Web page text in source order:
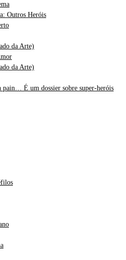
Outros Heróis
da Arte)
da Arte)
pain… É um dossier sobre super-heróis